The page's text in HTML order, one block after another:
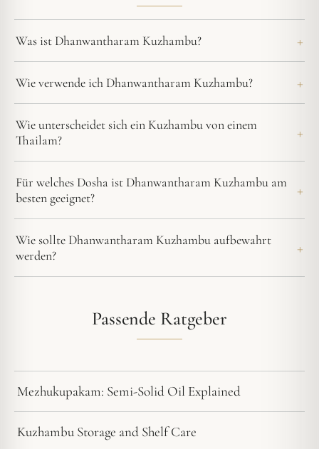
Was ist Dhanwantharam Kuzhambu?
Wie verwende ich Dhanwantharam Kuzhambu?
Wie unterscheidet sich ein Kuzhambu von einem
Thailam?
Für welches Dosha ist Dhanwantharam Kuzhambu am
besten geeignet?
Wie sollte Dhanwantharam Kuzhambu aufbewahrt
werden?
Passende Ratgeber
Mezhukupakam: Semi-Solid Oil Explained
Kuzhambu Storage and Shelf Care